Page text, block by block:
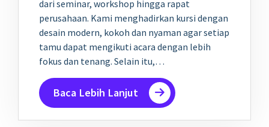
dari seminar, workshop hingga rapat
perusahaan. Kami menghadirkan kursi dengan
desain modern, kokoh dan nyaman agar setiap
tamu dapat mengikuti acara dengan lebih
fokus dan tenang. Selain itu,…
Baca Lebih Lanjut